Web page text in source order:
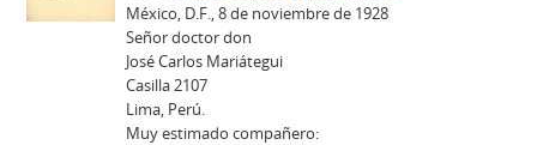
México, D.F., 8 de noviembre de 1928
Señor doctor don
José Carlos Mariátegui
Casilla 2107
Lima, Perú.
Muy estimado compañero: